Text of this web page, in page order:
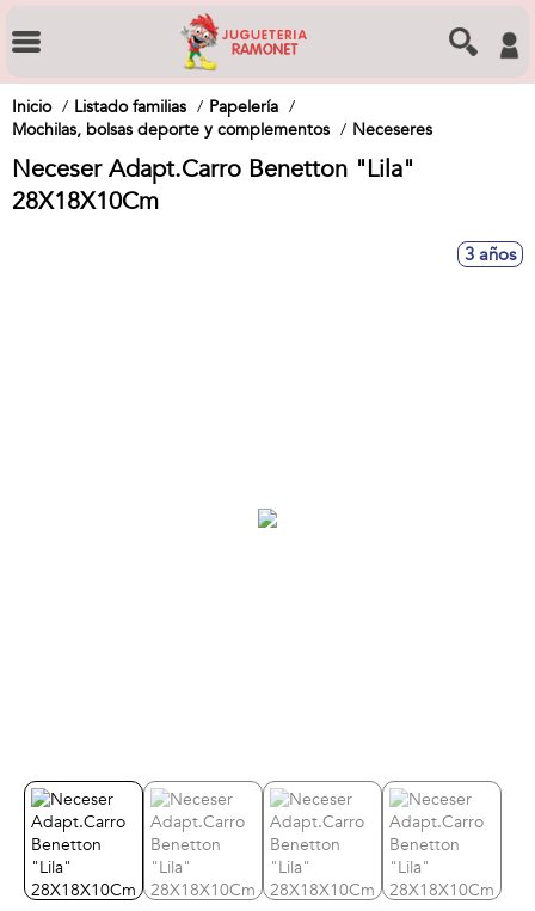
Inicio Listado familias
Papelería
Mochilas, bolsas deporte y complementos
Neceseres
Neceser Adapt.Carro Benetton "Lila"
28X18X10Cm
3 años